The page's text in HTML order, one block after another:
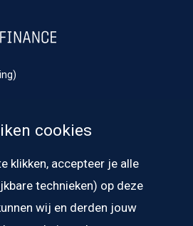
cookies
klikken, accepteer je alle
technieken) op deze
wij en derden jouw